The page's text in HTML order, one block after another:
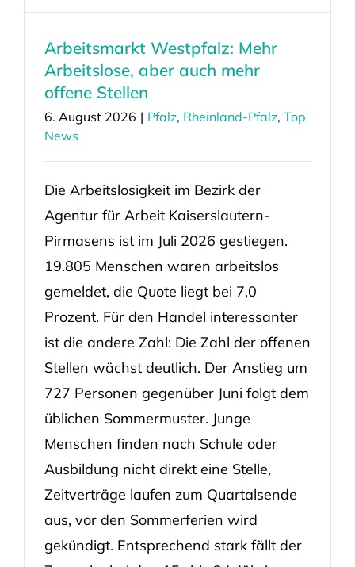
Arbeitsmarkt Westpfalz: Mehr
Arbeitslose, aber auch mehr
offene Stellen
6. August 2026 | Pfalz, Rheinland-Pfalz, Top
News
Die Arbeitslosigkeit im Bezirk der
Agentur für Arbeit Kaiserslautern-
Pirmasens ist im Juli 2026 gestiegen.
19.805 Menschen waren arbeitslos
gemeldet, die Quote liegt bei 7,0
Prozent. Für den Handel interessanter
ist die andere Zahl: Die Zahl der offenen
Stellen wächst deutlich. Der Anstieg um
727 Personen gegenüber Juni folgt dem
üblichen Sommermuster. Junge
Menschen finden nach Schule oder
Ausbildung nicht direkt eine Stelle,
Zeitverträge laufen zum Quartalsende
aus, vor den Sommerferien wird
gekündigt. Entsprechend stark fällt der